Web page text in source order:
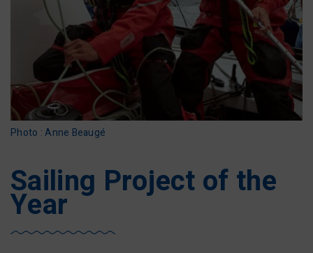
Photo : Anne Beaugé
Sailing Project of the
Year